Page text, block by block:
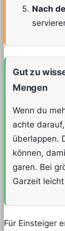
Nach
Gut zu
Mengen
Wenn du
achte
überlappen.
können,
garen. Bei
Garzeit
Für Einsteiger